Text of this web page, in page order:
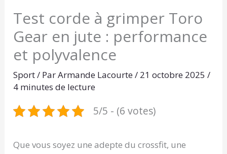
Test corde à grimper Toro
Gear en jute : performance
et polyvalence
Sport/ ParArmande Lacourte/ 21 octobre 2025/
4 minutes de lecture
5/5 - (6 votes)
Que vous soyez une adepte du crossfit, une